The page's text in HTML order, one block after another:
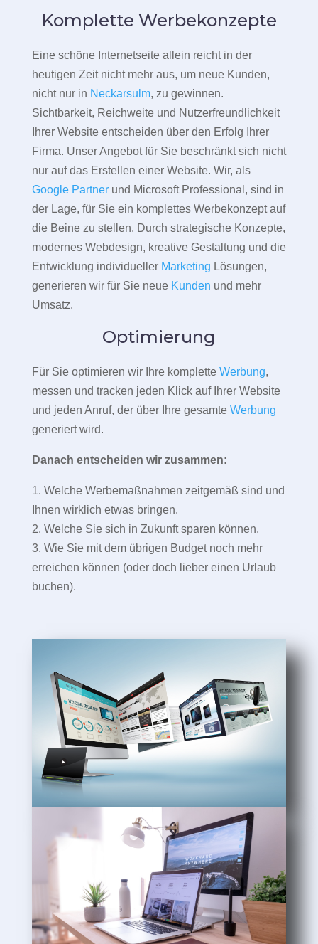
Komplette Werbekonzepte
Eine schöne Internetseite allein reicht in der
heutigen Zeit nicht mehr aus, um neue Kunden,
nicht nur in Neckarsulm, zu gewinnen.
Sichtbarkeit, Reichweite und Nutzerfreundlichkeit
Ihrer Website entscheiden über den Erfolg Ihrer
Firma. Unser Angebot für Sie beschränkt sich nicht
nur auf das Erstellen einer Website. Wir, als
Google Partnerund Microsoft Professional, sind in
der Lage, für Sie ein komplettes Werbekonzept auf
die Beine zu stellen. Durch strategische Konzepte,
modernes Webdesign, kreative Gestaltung und die
Entwicklung individueller Marketing Lösungen,
generieren wir für Sie neue Kunden und mehr
Umsatz.
Optimierung
Für Sie optimieren wir Ihre komplette Werbung,
messen und tracken jeden Klick auf Ihrer Website
und jeden Anruf, der über Ihre gesamte Werbung
generiert wird.
Danach entscheiden wir zusammen:
1. Welche Werbemaßnahmen zeitgemäß sind und
Ihnen wirklich etwas bringen.
2. Welche Sie sich in Zukunft sparen können.
3. Wie Sie mit dem übrigen Budget noch mehr
erreichen können (oder doch lieber einen Urlaub
buchen).